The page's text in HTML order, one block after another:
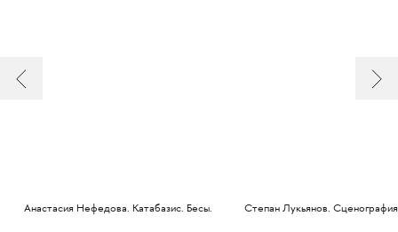
Анастасия Нефедова. Катабазис. Бесы. Степан Лукьянов. Сценография